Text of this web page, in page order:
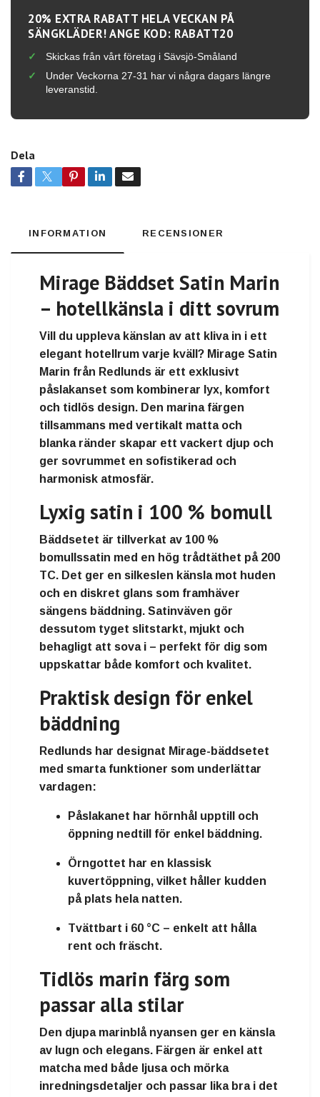
20% EXTRA RABATT HELA VECKAN PÅ
SÄNGKLÄDER! ANGE KOD: RABATT20
Skickas från vårt företag i Sävsjö-Småland
Under Veckorna 27-31 har vi några dagars längre
leveranstid.
Dela
INFORMATION RECENSIONER
Mirage Bäddset Satin Marin
– hotellkänsla i ditt sovrum
Vill du uppleva känslan av att kliva in i ett
elegant hotellrum varje kväll? Mirage Satin
Marin från Redlunds är ett exklusivt
påslakanset som kombinerar lyx, komfort
och tidlös design. Den marina färgen
tillsammans med vertikalt matta och
blanka ränder skapar ett vackert djup och
ger sovrummet en sofistikerad och
harmonisk atmosfär.
Lyxig satin i 100 % bomull
Bäddsetet är tillverkat av 100 %
bomullssatin med en hög trådtäthet på 200
TC. Det ger en silkeslen känsla mot huden
och en diskret glans som framhäver
sängens bäddning. Satinväven gör
dessutom tyget slitstarkt, mjukt och
behagligt att sova i – perfekt för dig som
uppskattar både komfort och kvalitet.
Praktisk design för enkel
bäddning
Redlunds har designat Mirage-bäddsetet
med smarta funktioner som underlättar
vardagen:
Påslakanet har hörnhål upptill
och
öppning nedtill för enkel bäddning.
Örngottet har en klassisk
kuvertöppning, vilket håller kudden
på plats hela natten.
Tvättbart i 60 °C – enkelt att hålla
rent och fräscht.
Tidlös marin färg som
passar alla stilar
Den djupa marinblå nyansen ger en känsla
av lugn och elegans. Färgen är enkel att
matcha med både ljusa och mörka
inredningsdetaljer och passar lika bra i det